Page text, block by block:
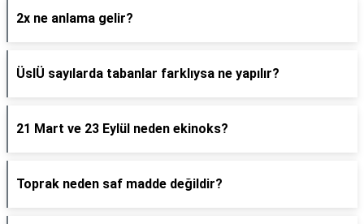
2x ne anlama gelir?
ÜslÜ sayılarda tabanlar farklıysa ne yapılır?
21 Mart ve 23 Eylül neden ekinoks?
Toprak neden saf madde değildir?